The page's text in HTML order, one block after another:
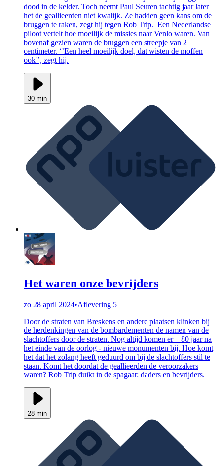
dood in de kelder. Toch neemt Paul Seuren tachtig jaar later
het de geallieerden niet kwalijk. Ze hadden geen kans om de
bruggen te raken, zegt hij tegen Rob Trip. Een Nederlandse
piloot vertelt hoe moeilijk de missies naar Venlo waren. Van
bovenaf gezien waren de bruggen een streepje van 2
centimeter. ‘’Een heel moeilijk doel, dat wisten de moffen
ook’’, zegt hij.
30 min
Het waren onze bevrijders
zo 28 april 2024•Aflevering 5
Door de straten van Breskens en andere plaatsen klinken bij
de herdenkingen van de bombardementen de namen van de
slachtoffers door de straten. Nog altijd komen er – 80 jaar na
het einde van de oorlog - nieuwe monumenten bij. Hoe komt
het dat het zolang heeft geduurd om bij de slachtoffers stil te
staan. Komt het doordat de geallieerden de veroorzakers
waren? Rob Trip duikt in de spagaat: daders en bevrijders.
28 min